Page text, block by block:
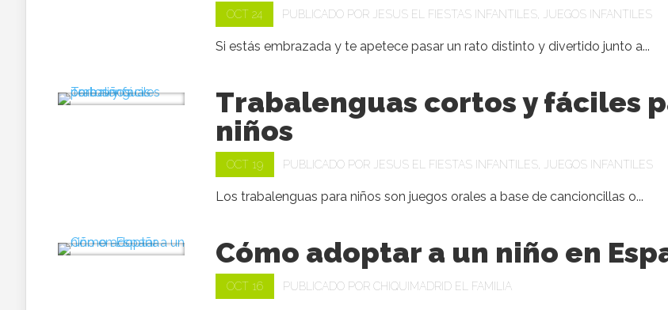
OCT 24 PUBLICADO POR JESUS EL FIESTAS INFANTILES JUEGOS INFANTILES
Si estás embrazada y te apetece pasar un rato distinto y divertido junto a...
Trabalenguas cortos y fáciles
niños
OCT 19 PUBLICADO POR JESUS EL FIESTAS INFANTILES JUEGOS INFANTILES
Los trabalenguas para niños son juegos orales a base de cancioncillas o...
Cómo adoptar a un niño en
OCT 16 PUBLICADO POR CHIQUIMADRID EL FAMILIA